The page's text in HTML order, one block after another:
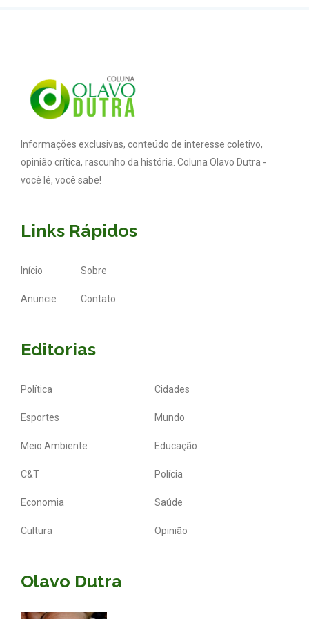
Informações exclusivas, conteúdo de interesse coletivo,
opinião crítica, rascunho da história. Coluna Olavo Dutra -
você lê, você sabe!
Links Rápidos
Início Sobre
Anuncie Contato
Editorias
Política Cidades
Esportes Mundo
Meio Ambiente Educação
C&T Polícia
Economia Saúde
Cultura Opinião
Olavo Dutra